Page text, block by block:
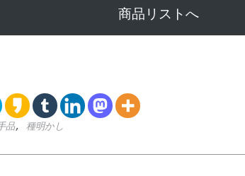
商品リストへ
品, 種明かし